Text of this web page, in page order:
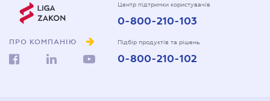
ПРО КОМПАНІЮ
Центр підтримки користувачів
0-800-210-103
Підбір продуктів та рішень
0-800-210-102